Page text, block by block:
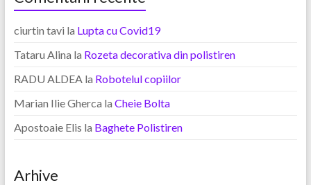
ciurtin tavi la Lupta cu Covid19
Tataru Alina la Rozeta decorativa din polistiren
RADU ALDEAla Robotelul copiilor
Marian Ilie Gherca la Cheie Bolta
Apostoaie Elis la Baghete Polistiren
Arhive